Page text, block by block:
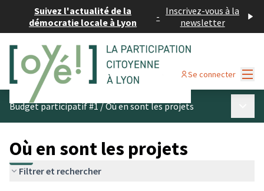
Suivez l'actualité de la
démocratie locale à Lyon
- Inscrivez-vous à la
newsletter
Se connecter
Budget participatif #1/Où en sont les projets
Où en sont les projets
Filtrer et rechercher